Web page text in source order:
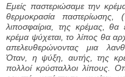
Εμείς παστεριώσαμε την
θερμοκρασία
λιποσφαίρια, της κρέμας,
κρέμα ψύχεται, το λίπος θα
απελευθερώνοντας μια
Όταν, η ψύξη, αυτής, της
πολλοί κρύσταλλοι λίπους.